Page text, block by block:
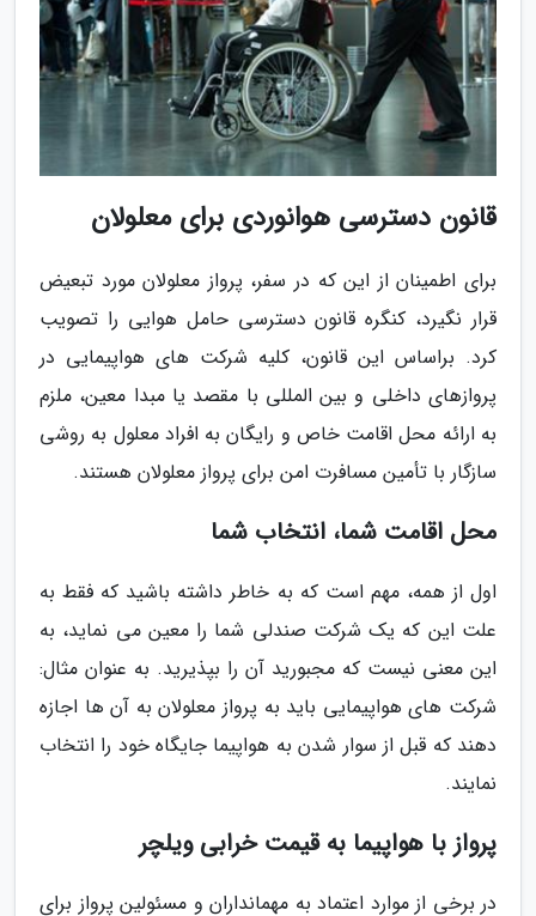
قانون دسترسی هوانوردی برای معلولان
برای اطمینان از این که در سفر، پرواز معلولان مورد تبعیض
قرار نگیرد، کنگره قانون دسترسی حامل هوایی را تصویب
کرد. براساس این قانون، کلیه شرکت های هواپیمایی در
پروازهای داخلی و بین المللی با مقصد یا مبدا معین، ملزم
به ارائه محل اقامت خاص و رایگان به افراد معلول به روشی
سازگار با تأمین مسافرت امن برای پرواز معلولان هستند.
محل اقامت شما، انتخاب شما
اول از همه، مهم است که به خاطر داشته باشید که فقط به
علت این که یک شرکت صندلی شما را معین می نماید، به
این معنی نیست که مجبورید آن را بپذیرید. به عنوان مثال:
شرکت های هواپیمایی باید به پرواز معلولان به آن ها اجازه
دهند که قبل از سوار شدن به هواپیما جایگاه خود را انتخاب
نمایند.
پرواز با هواپیما به قیمت خرابی ویلچر
در برخی از موارد اعتماد به مهمانداران و مسئولین پرواز برای